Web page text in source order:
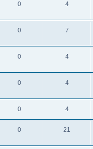
0 4
0 7
0 4
0 4
0 4
0 21